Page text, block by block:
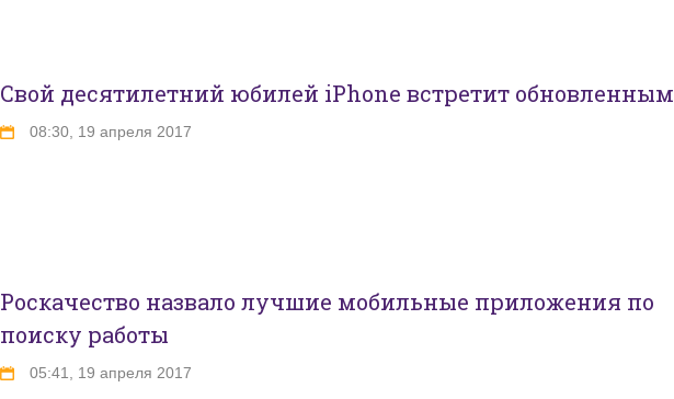
Свой десятилетний юбилей iPhone встретит обновленным
08:30, 19 апреля 2017
Роскачество назвало лучшие мобильные приложения по
поиску работы
05:41, 19 апреля 2017